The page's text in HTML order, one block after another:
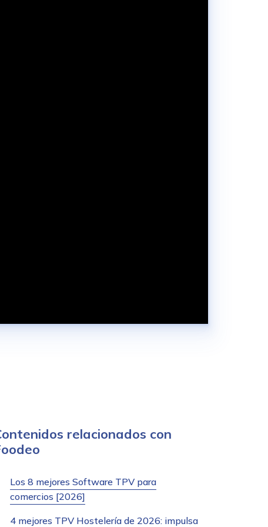
relacionados con
Los 8 mejores Software TPV para
comercios [2026]
4 mejores TPV Hostelería de 2026: impulsa